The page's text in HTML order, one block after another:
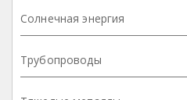
Солнечная энергия
Трубопроводы